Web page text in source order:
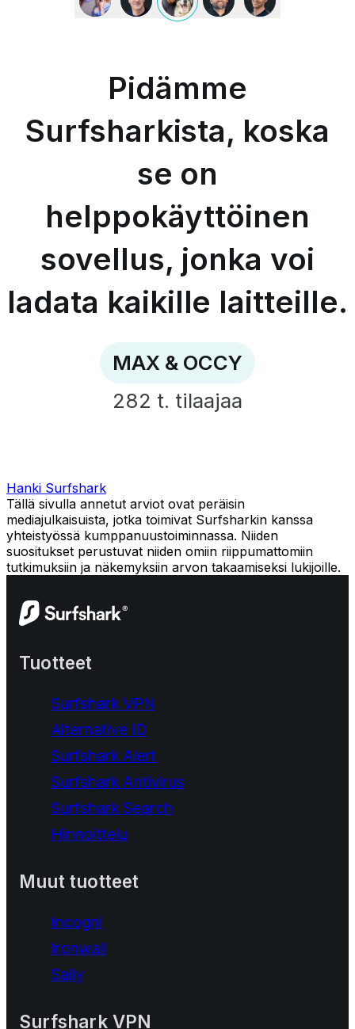
Surfsharkista,
koska
sovellus,
jonka
voi
ladata
laitteille.
-
&
OCCY
Pidämme
Surfsharkista, koska
se on
helppokäyttöinen
sovellus, jonka voi
ladata kaikille laitteille.
MAX & OCCY
282 t. tilaajaa
Hanki Surfshark
Tällä sivulla annetut arviot ovat peräisin
mediajulkaisuista, jotka toimivat Surfsharkin kanssa
yhteistyössä kumppanuustoiminnassa. Niiden
suositukset perustuvat niiden omiin riippumattomiin
tutkimuksiin ja näkemyksiin arvon takaamiseksi lukijoille.
Tuotteet
Surfshark VPN
Alternative ID
Surfshark Alert
Surfshark Antivirus
Surfshark Search
Hinnoittelu
Muut tuotteet
Incogni
Ironwall
Saily
Surfshark VPN